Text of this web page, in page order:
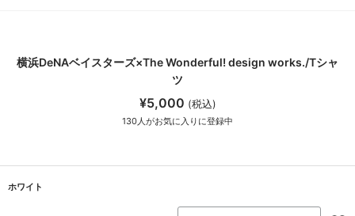
横浜DeNAベイスターズ×The Wonderful! design works./Tシャ
ツ
¥5,000 (税込)
130人がお気に入りに登録中
ホワイト